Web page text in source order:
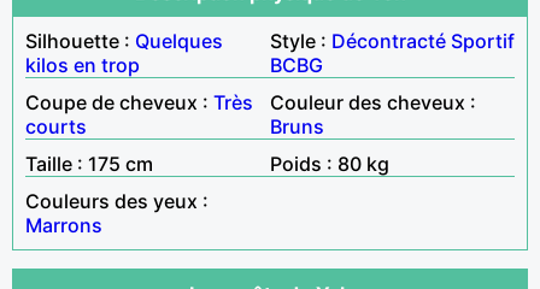
Silhouette : Quelques
kilos en trop
Style : Décontracté Sportif
BCBG
Coupe de cheveux : Très
courts
Couleur des cheveux :
Bruns
Taille : 175 cm
Poids : 80 kg
Couleurs des yeux :
Marrons